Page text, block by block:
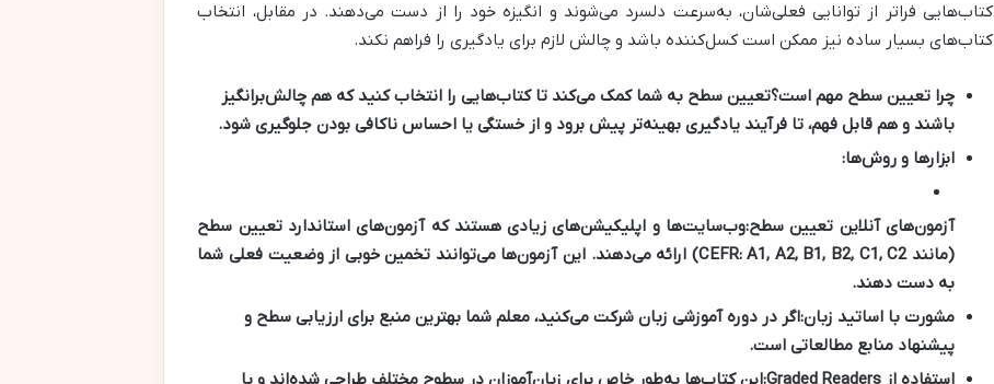
کتاب‌هایی فراتر از توانایی فعلی‌شان، به‌سرعت دلسرد می‌شوند و انگیزه خود را از دست می‌دهند. در مقابل، انتخاب
کتاب‌های بسیار ساده نیز ممکن است کسل‌کننده باشد و چالش لازم برای یادگیری را فراهم نکند.
چرا تعیین سطح مهم است؟تعیین سطح به شما کمک می‌کند تا کتاب‌هایی را انتخاب کنید که هم چالش‌برانگیز
باشند و هم قابل فهم، تا فرآیند یادگیری بهینه‌تر پیش برود و از خستگی یا احساس ناکافی بودن جلوگیری شود.
ابزارها و روش‌ها:
آزمون‌های آنلاین تعیین سطح:وب‌سایت‌ها و اپلیکیشن‌های زیادی هستند که آزمون‌های استاندارد تعیین سطح
(مانند CEFR: A1, A2, B1, B2, C1, C2) ارائه می‌دهند. این آزمون‌ها می‌توانند تخمین خوبی از وضعیت فعلی شما
به دست دهند.
مشورت با اساتید زبان:اگر در دوره آموزشی زبان شرکت می‌کنید، معلم شما بهترین منبع برای ارزیابی سطح و
پیشنهاد منابع مطالعاتی است.